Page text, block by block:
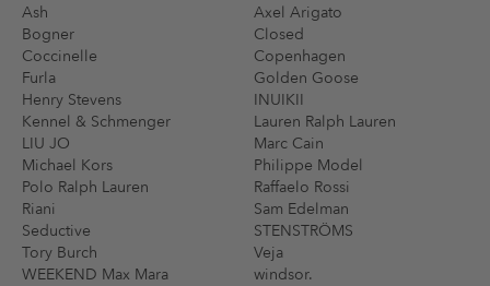
Ash
Axel Arigato
Bogner
Closed
Coccinelle
Copenhagen
Furla
Golden Goose
Henry Stevens
INUIKII
Kennel & Schmenger
Lauren Ralph Lauren
LIU JO
Marc Cain
Michael Kors
Philippe Model
Polo Ralph Lauren
Raffaelo Rossi
Riani
Sam Edelman
Seductive
STENSTRÖMS
Tory Burch
Veja
WEEKEND Max Mara
windsor.